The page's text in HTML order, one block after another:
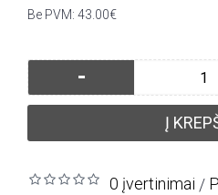
Be PVM: 43.00€
-
Į
0 įvertinimai /